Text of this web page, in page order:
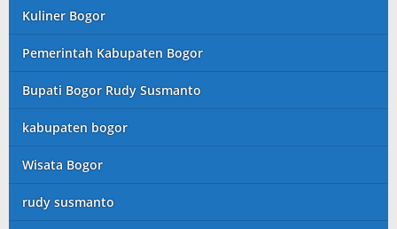
Kuliner Bogor
Pemerintah Kabupaten Bogor
Bupati Bogor Rudy Susmanto
kabupaten bogor
Wisata Bogor
rudy susmanto